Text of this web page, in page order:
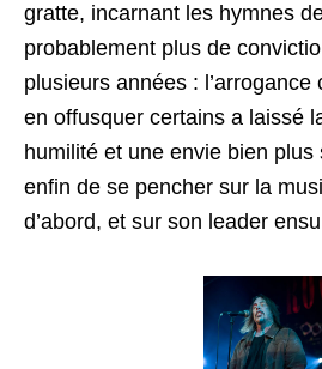
gratte, incarnant les hymnes
probablement plus de
plusieurs années :
en offusquer certains a laissé
humilité et une envie bien plus
enfin de se pencher sur la
d’abord, et sur son leader